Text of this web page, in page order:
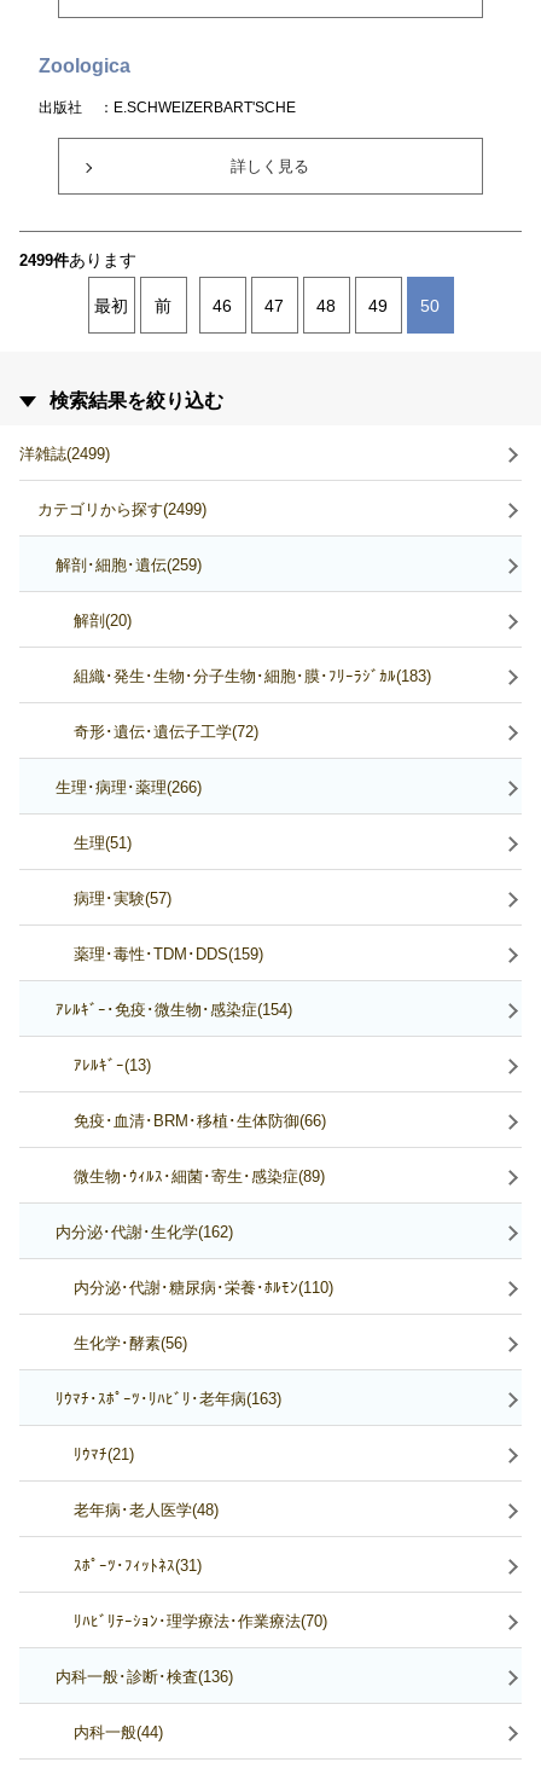
Zoologica
出版社 ：E.SCHWEIZERBART'SCHE
詳しく見る
2499件あります
最初 前 46 47 48 49 50
検索結果を絞り込む
洋雑誌(2499)
カテゴリから探す(2499)
解剖･細胞･遺伝(259)
解剖(20)
組織･発生･生物･分子生物･細胞･膜･ﾌﾘｰﾗｼﾞｶﾙ(183)
奇形･遺伝･遺伝子工学(72)
生理･病理･薬理(266)
生理(51)
病理･実験(57)
薬理･毒性･TDM･DDS(159)
ｱﾚﾙｷﾞｰ･免疫･微生物･感染症(154)
ｱﾚﾙｷﾞｰ(13)
免疫･血清･BRM･移植･生体防御(66)
微生物･ｳｨﾙｽ･細菌･寄生･感染症(89)
内分泌･代謝･生化学(162)
内分泌･代謝･糖尿病･栄養･ﾎﾙﾓﾝ(110)
生化学･酵素(56)
ﾘｳﾏﾁ･ｽﾎﾟｰﾂ･ﾘﾊﾋﾞﾘ･老年病(163)
ﾘｳﾏﾁ(21)
老年病･老人医学(48)
ｽﾎﾟｰﾂ･ﾌｨｯﾄﾈｽ(31)
ﾘﾊﾋﾞﾘﾃｰｼｮﾝ･理学療法･作業療法(70)
内科一般･診断･検査(136)
内科一般(44)